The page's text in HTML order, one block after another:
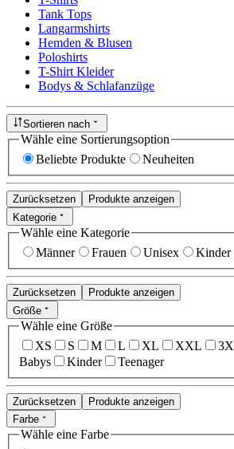
Tank Tops
Langarmshirts
Hemden & Blusen
Poloshirts
T-Shirt Kleider
Bodys & Schlafanzüge
Sortieren nach
Wähle eine Sortierungsoption
Beliebte Produkte
Neuheiten
Zurücksetzen
Produkte anzeigen
Kategorie
Wähle eine Kategorie
Männer
Frauen Unisex Kinder
Zurücksetzen
Produkte anzeigen
Größe
Wähle eine Größe
XS
S M L XL XXL
Babys
Kinder Teenager
Zurücksetzen
Produkte anzeigen
Farbe
Wähle eine Farbe